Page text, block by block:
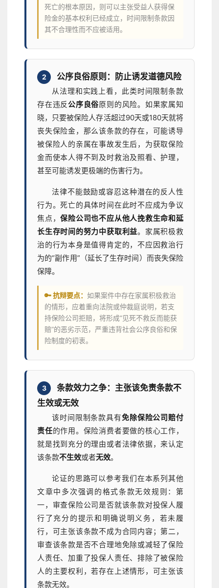
死亡的根本原因，则可以主张受益人获得保
险金的基本权利已经成立，时间限制条款因
其不合理性而不应被适用。
2 公序良俗原则：防止诱发道德风险
从法理和实践上看，此类时间限制条款
存在违反公序良俗原则的风险。如果家属知
晓，只要被保险人存活超过90天或180天就将
丧失保险金，那么该条款的存在，可能诱导
被保险人的亲属在事故发生后，为获取保险
金而使本人得不到及时救治及照看、护理，
甚至可能诱发更极端的伤害行为。
法律不能鼓励或容忍这种潜在的反人性
行为。死亡的具体时间在此时不应成为争议
焦点，保险公司也不应从他人挽救生命和延
长生存时间的努力中获取利益。家属积极救
治的行为本身是值得肯定的，不应因救治行
为的“副作用”（延长了生存时间）而丧失保险
保障。
🔑 抗辩要点： 如果案件中存在家属积极救治
的情形，应着重向法院或仲裁庭说明，若支
持保险公司拒赔，将形成“见死不救反而能获
赔”的恶劣示范，严重违背社会公序良俗和保
险制度的初衷。
3
条款效力之争：主张该免责条款不
生效或无效
该时间限制条款具有免除保险公司赔付
责任的作用。保险消费者要做的核心工作，
就是找到充分的理由或者法律依据，来认定
该条款不生效或者无效。
论证的思路可以参考我们在本系列其他
文章中多次强调的格式条款无效规则：第
一，审查保险公司是否就该条款对投保人履
行了充分的提示和明确说明义务，若未履
行，可主张该条款不成为合同内容；第二，
审查该条款是否不合理地免除或减轻了保险
人责任、加重了投保人责任、排除了被保险
人的主要权利，若存在上述情形，可主张该
条款无效。